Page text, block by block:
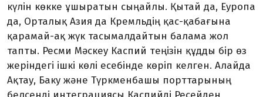
күлін көкке ұшыратын сыңайлы. Қытай да, Еуропа
да, Орталық Азия да Кремльдің қас-қабағына
қарамай-ақ жүк тасымал­дайтын балама жол
тапты. Ресми Мәскеу Каспий теңізін құдды бір өз
жеріндегі ішкі көлі есебінде көріп келген. Алайда
Ақтау, Баку және Түр­к­менбашы порттарының